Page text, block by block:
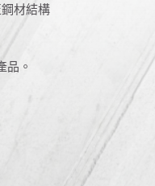
材結構
品。